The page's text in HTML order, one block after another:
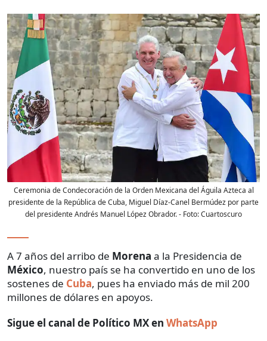
Ceremonia de Condecoración de la Orden Mexicana del Águila Azteca al
presidente de la República de Cuba, Miguel Díaz-Canel Bermúdez por parte
del presidente Andrés Manuel López Obrador.- Foto:Cuartoscuro
A 7 años del arribo de Morena a la Presidencia de
México, nuestro país se ha convertido en uno de los
sostenes de Cuba, pues ha enviado más de mil 200
millones de dólares en apoyos.
Sigue el canal de Político MX en WhatsApp